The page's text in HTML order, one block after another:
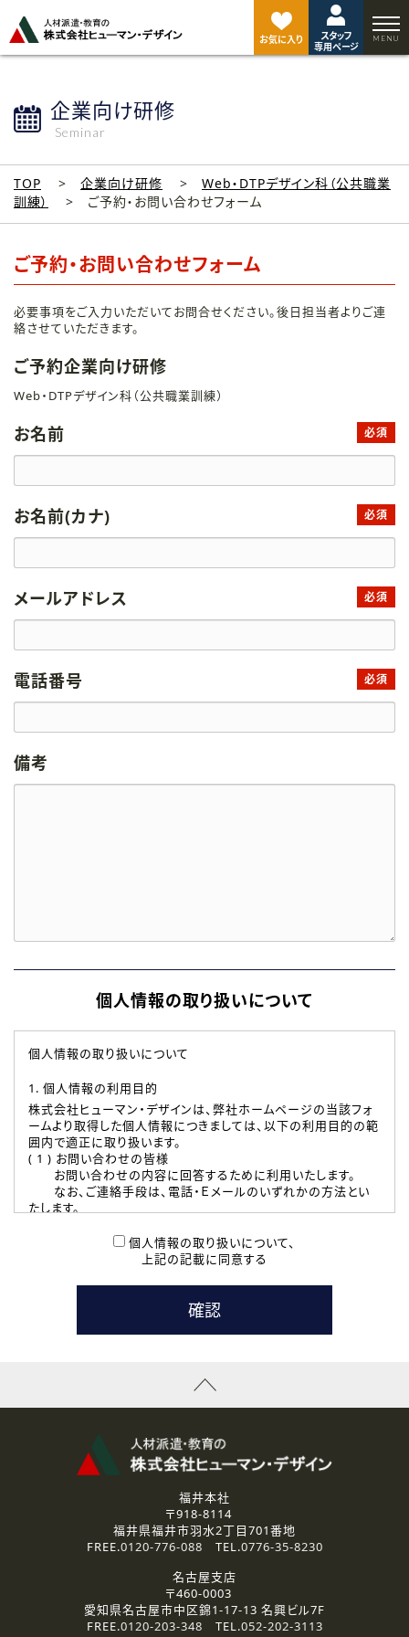
お気に入り
スタッフ
専用ページ
企業向け研修
Seminar
TOP 企業向け研修
Web・DTPデザイン科（公共職業
訓練）
ご予約・お問い合わせフォーム
ご予約・お問い合わせフォーム
必要事項をご入力いただいてお問合せください。後日担当者よりご連
絡させていただきます。
ご予約企業向け研修
Web・DTPデザイン科（公共職業訓練）
お名前 必須
お名前(カナ) 必須
メールアドレス 必須
電話番号 必須
備考
個人情報の取り扱いについて
個人情報の取り扱いについて
1. 個人情報の利用目的
株式会社ヒューマン・デザインは、弊社ホームページの当該フォ
ームより取得した個人情報につきましては、以下の利用目的の範
囲内で適正に取り扱います。
( 1 ) お問い合わせの皆様
お問い合わせの内容に回答するために利用いたします。
なお、ご連絡手段は、電話・Ｅメールのいずれかの方法とい
たします。
本登録に関するご連絡および本登録時の参考情報として利
たします。
( 3 ) スタッフ派遣を検討されている企業の皆様
お問い合わせの内容に回答するために利用いたします。
なお、ご連絡手段は、電話・Ｅメールのいずれかの方法とい
資料送付、受講相談に関するご連絡のために利用いたしま
その他、お問い合わせの内容に回答するために利用いたし
なお、ご連絡手段は、電話・Ｅメールのいずれかの方法とい
2.個人情報の第三者提供
ご提供いただいた個人情報は、法令等の規定に従う場合を除き、
3.個人情報の取り扱いの委託
弊社の定める個人情報保護の評価基準を満たした委託先に、個
人情報を委託する場合があります。
個人情報の取り扱いについて、
上記の記載に同意する
ジ
ト
福井本社
〒918-8114
福井県福井市羽水2丁目701番地
FREE.0120-776-088 TEL.0776-35-8230
名古屋支店
〒460-0003
愛知県名古屋市中区錦1-17-13 名興ビル7F
FREE.0120-203-348 TEL.052-202-3113